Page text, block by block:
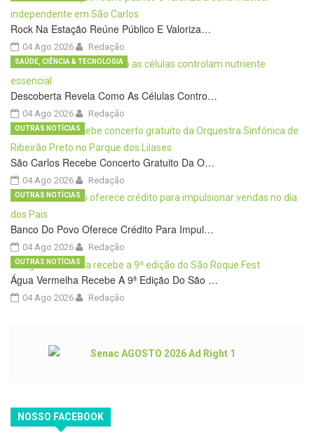
Rock Na Estação Reúne Público E Valoriza…
04 Ago 2026 Redação
Descoberta Revela Como As Células Contro…
04 Ago 2026
SAÚDE, CIÊNCIA & TECNOLOGIA
Redação
São Carlos Recebe Concerto Gratuito Da O…
04 Ago 2026
OUTRAS NOTÍCIAS
Redação
Banco Do Povo Oferece Crédito Para Impul…
04 Ago 2026
OUTRAS NOTÍCIAS
Redação
Água Vermelha Recebe A 9ª Edição Do São …
04 Ago 2026
OUTRAS NOTÍCIAS
Redação
NOSSO FACEBOOK